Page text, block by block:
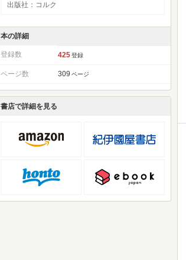
出版社：コルク
本の詳細
登録数 425 登録
ページ数 309 ページ
書店で詳細を見る